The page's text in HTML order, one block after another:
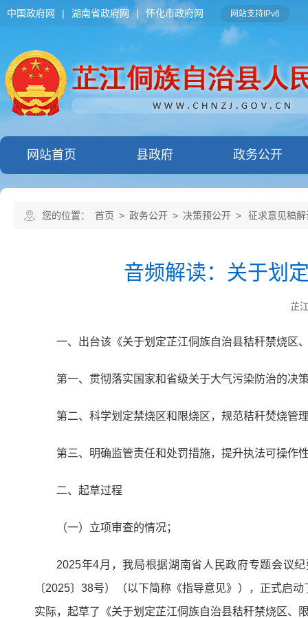
中国政府网 | 湖南省政府网 | 怀化市政府网 网站支持IPv6
网站首页 县政府 政务公开
您的位置： 首页 > 政务公开 > 决策预公开 > 征求意见稿解
音频解读：关于划
芷
一、出台该《关于划定芷江侗族自治县秸秆禁烧区
第一、贯彻落实国家和省级关于大气污染防治的决
第二、科学划定禁烧区和限烧区，规范秸秆焚烧管
第三、明确监管责任和处罚措施，提升执法可操作
二、起草过程
（一）立项审查的情况；
2025年4月，我局根据湖南省人民政府专题会议
〔2025〕38号）（以下简称《指导意见》），正式启
实际，起草了《关于划定芷江侗族自治县秸秆禁烧区、